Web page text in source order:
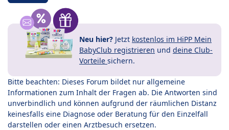
Neu hier? Jetzt kostenlos im HiPP Mein
BabyClub registrieren und deine Club-
Vorteile sichern.
Bitte beachten: Dieses Forum bildet nur allgemeine
Informationen zum Inhalt der Fragen ab. Die Antworten sind
unverbindlich und können aufgrund der räumlichen Distanz
keinesfalls eine Diagnose oder Beratung für den Einzelfall
darstellen oder einen Arztbesuch ersetzen.